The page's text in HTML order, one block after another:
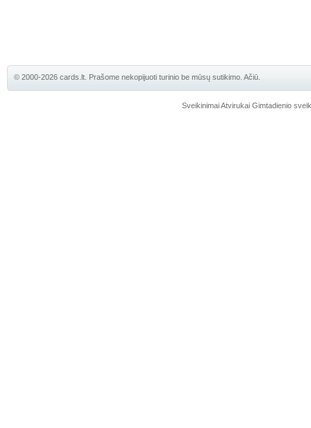
© 2000-2026 cards.lt. Prašome nekopijuoti turinio be mūsų sutikimo. Ačiū.
Sveikinimai Atvirukai Gimtadienio